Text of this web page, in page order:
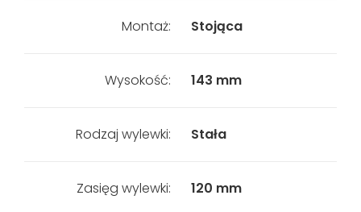
Montaż: Stojąca
Wysokość: 143 mm
Rodzaj wylewki: Stała
Zasięg wylewki: 120 mm